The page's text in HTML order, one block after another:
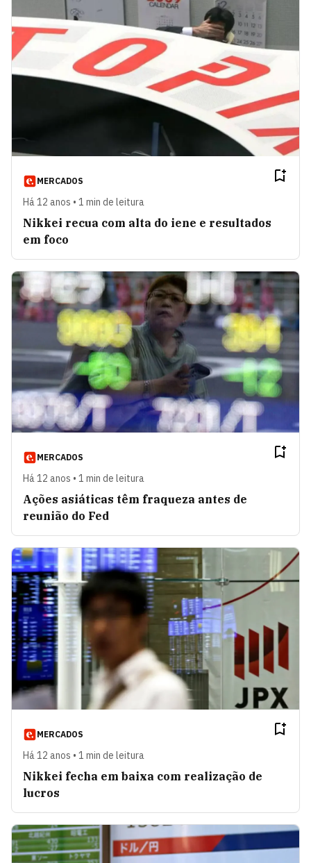
MERCADOS
Há 12 anos • 1 min de leitura
Nikkei recua com alta do iene e resultados
em foco
MERCADOS
Há 12 anos • 1 min de leitura
Ações asiáticas têm fraqueza antes de
reunião do Fed
MERCADOS
Há 12 anos • 1 min de leitura
Nikkei fecha em baixa com realização de
lucros